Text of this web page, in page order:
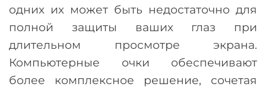
одних их может быть недостаточно для
полной защиты ваших глаз при
длительном просмотре экрана.
Компьютерные очки обеспечивают
более комплексное решение, сочетая